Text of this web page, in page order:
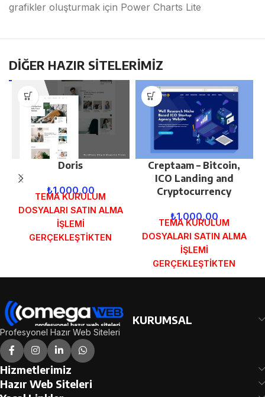
grafikler oluşturmak için Power Charts Lite
DİĞER HAZIR SİTELERİMİZ
Doris
₺1.000,00
TEMA KURULUM
DOSYALARI SATIN ALMA
İŞLEMİ
GERÇEKLEŞTİKTEN
ADRESİNİZE
DEMO İNCELE
Creptaam – Bitcoin,
ICO Landing and
Cryptocurrency
₺1.000,00
TEMA KURULUM
DOSYALARI SATIN ALMA
İŞLEMİ
GERÇEKLEŞTİKTEN
SONRA SİPARİŞ
GÖNDERİLECEKTİR.
Profesyonel Hazır Web Siteleri
KURUMSAL
Hizmetlerimiz
Hazır Web Siteleri